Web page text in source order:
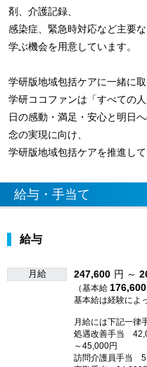
剤、介護記録、
感染症、緊急時対応など主要
学ぶ機会を用意しています。
学研版地域包括ケアに一緒に
学研ココファンは「すべての
日の感動・満足・安心と明日
念の実現に向け、
学研版地域包括ケアを推進して
給与・手当て
給与
月給 247,600 円 ～
（基本給 176,600
基本給は経験によ
月給には下記一律
処遇改善手当
～45,000円
訪問介護員手当